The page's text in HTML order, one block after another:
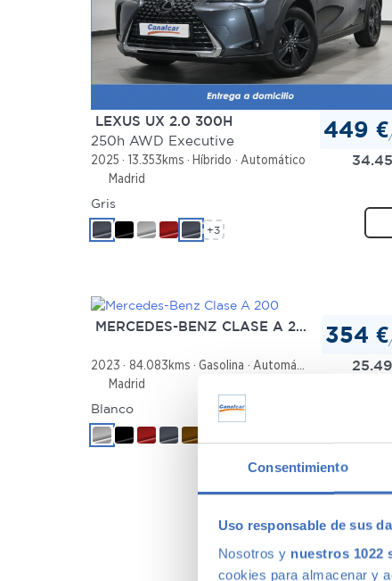
Consentimiento
Uso responsable de sus
Nosotros y nuestros 1022
cookies para almacenar y
LEXUS UX 2.0 300H
250h AWD Executive
2025 13.353kms Híbrido
Automático
Madrid
449 €
Gris
+3
MERCEDES-BENZ CLASE A 200
2023 84.083kms Gasolina
Automático
Madrid
354 €
Blanco